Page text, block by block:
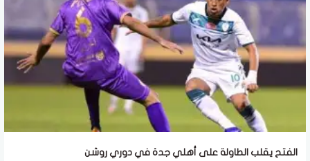
الفتح يقلب الطاولة على أهلي جدة في دوري روشن